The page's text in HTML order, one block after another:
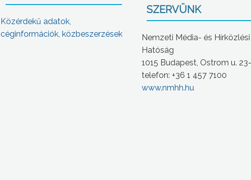
Közérdekű adatok,
céginformációk, közbeszerzések
SZERVÜNK
Nemzeti Média- és Hírközlési
Hatóság
1015 Budapest, Ostrom u.
telefon: +36 1 457 7100
www.nmhh.hu